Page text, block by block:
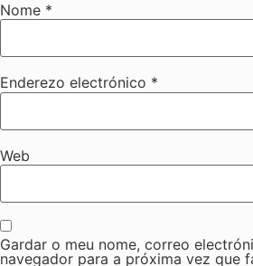
Nome *
Enderezo electrónico *
Web
Gardar o meu nome, correo
navegador para a próxima vez que